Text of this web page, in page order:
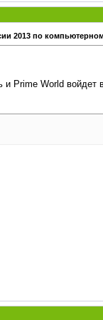
2013 по
Prime World войдет